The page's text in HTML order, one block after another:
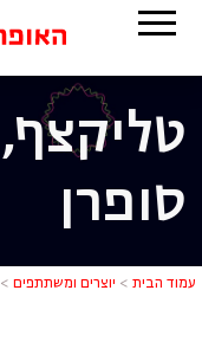
טליקצף,
סופרן
עמוד הבית > יוצרים ומשתתפים >